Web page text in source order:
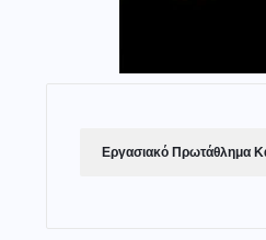
Εργασιακό Πρωτάθλημα